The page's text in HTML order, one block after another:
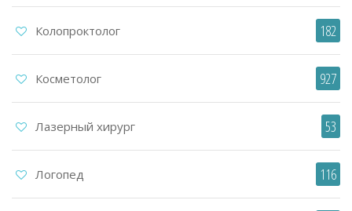
Колопроктолог 182
Косметолог 927
Лазерный хирург 53
Логопед 116